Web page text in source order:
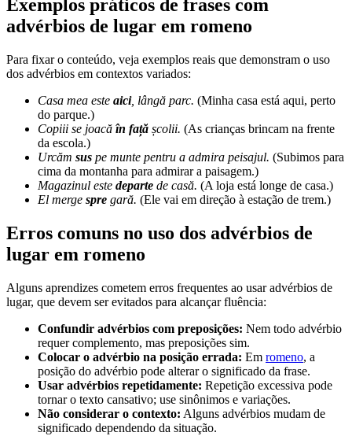
Exemplos práticos de frases com
advérbios de lugar em romeno
Para fixar o conteúdo, veja exemplos reais que demonstram o uso
dos advérbios em contextos variados:
Casa mea este aici, lângă parc. (Minha casa está aqui, perto
do parque.)
Copiii se joacă în față școlii. (As crianças brincam na frente
da escola.)
Urcăm sus pe munte pentru a admira peisajul. (Subimos para
cima da montanha para admirar a paisagem.)
Magazinul este departe de casă. (A loja está longe de casa.)
El merge spre gară. (Ele vai em direção à estação de trem.)
Erros comuns no uso dos advérbios de
lugar em romeno
Alguns aprendizes cometem erros frequentes ao usar advérbios de
lugar, que devem ser evitados para alcançar fluência:
Confundir advérbios com preposições: Nem todo advérbio
requer complemento, mas preposições sim.
Colocar o advérbio na posição errada: Em romeno, a
posição do advérbio pode alterar o significado da frase.
Usar advérbios repetidamente: Repetição excessiva pode
tornar o texto cansativo; use sinônimos e variações.
Não considerar o contexto: Alguns advérbios mudam de
significado dependendo da situação.